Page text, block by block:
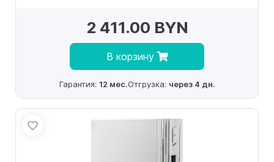
2 411.00 BYN
В корзину
Гарантия: 12 мес.Отгрузка: через 4 дн.